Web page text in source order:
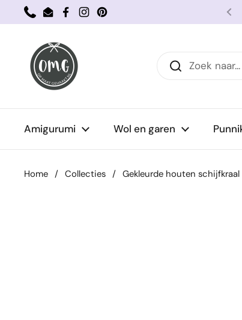
Ga naar content
PhoneEmailFacebook
Instagram
Pinterest
Amigurumi Wol en garen
Home / Collecties / Gekleurde houten schijfkraal